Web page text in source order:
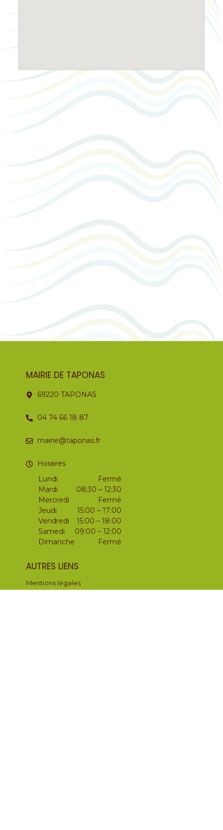
MAIRIE DE TAPONAS
69220 TAPONAS
04 74 66 18 87
mairie@taponas.fr
Horaires
Lundi
Mardi
Mercredi
Jeudi
Vendredi
Samedi
Dimanche
Fermé
08:30 – 12:30
Fermé
15:00 – 17:00
15:00 – 18:00
09:00 – 12:00
Fermé
AUTRES LIENS
Mentions légales